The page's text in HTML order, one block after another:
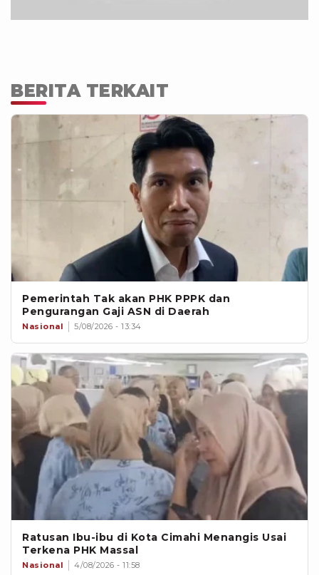
BERITA TERKAIT
Pemerintah Tak akan PHK PPPK dan
Pengurangan Gaji ASN di Daerah
Nasional 5/08/2026 - 13:34
Ratusan Ibu-ibu di Kota Cimahi Menangis Usai
Terkena PHK Massal
Nasional 4/08/2026 - 11:58